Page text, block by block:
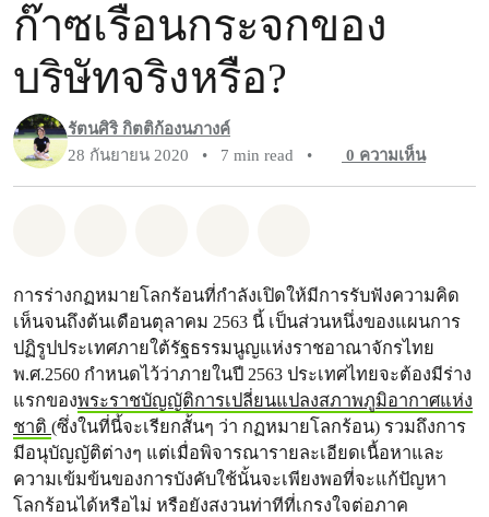
ก๊าซเรือนกระจกของ
บริษัทจริงหรือ?
รัตนศิริ กิตติก้องนภางค์
28 กันยายน 2020
• 7 min read • 0 ความเห็น
การร่างกฏหมายโลกร้อนที่กำลังเปิดให้มีการรับฟังความคิด
เห็นจนถึงต้นเดือนตุลาคม 2563 นี้ เป็นส่วนหนึ่งของแผนการ
ปฏิรูปประเทศภายใต้รัฐธรรมนูญแห่งราชอาณาจักรไทย
พ.ศ.2560 กำหนดไว้ว่าภายในปี 2563 ประเทศไทยจะต้องมีร่าง
แรกของพระราชบัญญัติการเปลี่ยนแปลงสภาพภูมิอากาศแห่ง
ชาติ (ซึ่งในที่นี้จะเรียกสั้นๆ ว่า กฏหมายโลกร้อน) รวมถึงการ
มีอนุบัญญัติต่างๆ แต่เมื่อพิจารณารายละเอียดเนื้อหาและ
ความเข้มข้นของการบังคับใช้นั้นจะเพียงพอที่จะแก้ปัญหา
โลกร้อนได้หรือไม่ หรือยังสงวนท่าทีที่เกรงใจต่อภาค